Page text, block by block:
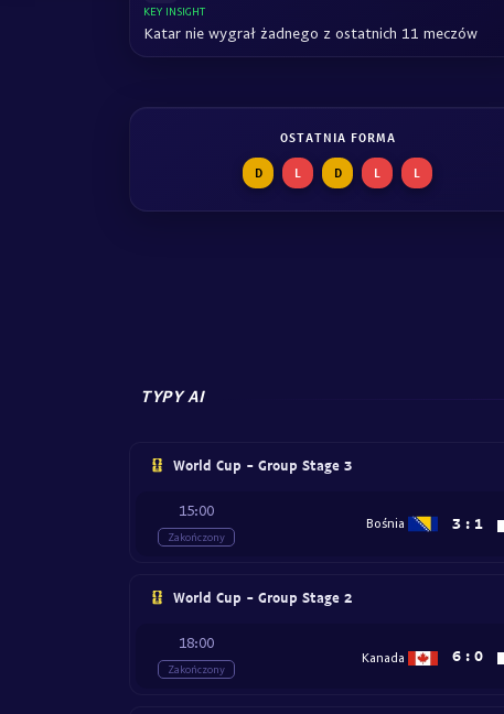
KEY INSIGHT
Katar nie wygrał żadnego z ostatnich 11 meczów
OSTATNIA FORMA
D L D L L
TYPY AI
World Cup - Group Stage 3
15:00
Zakończony
Bośnia 3 : 1
World Cup - Group Stage 2
18:00
Zakończony
Kanada 6 : 0